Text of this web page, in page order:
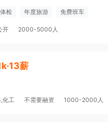
检 年度旅游 免费班车
开 2000-5000人
薪
化工 不需要融资 1000-2000人